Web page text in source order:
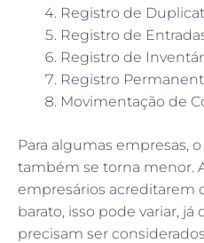
Registro de
Registro de
Registro de
Registro
Movimentação de
Para algumas empresas,
também se torna menor.
empresários acreditarem
barato, isso pode variar, já
precisam ser